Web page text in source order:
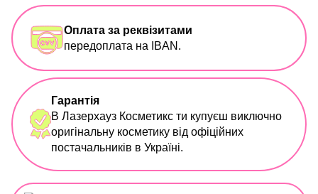
Оплата за реквізитами
передоплата на IBAN.
Гарантія
В Лазерхауз Косметикс ти купуєш виключно
оригінальну косметику від офіційних
постачальників в Україні.